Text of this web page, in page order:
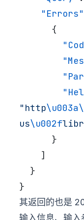
    "Errors"
      {
"http
us\u002f
      }
    ]
  }
}
其返回的也是
、